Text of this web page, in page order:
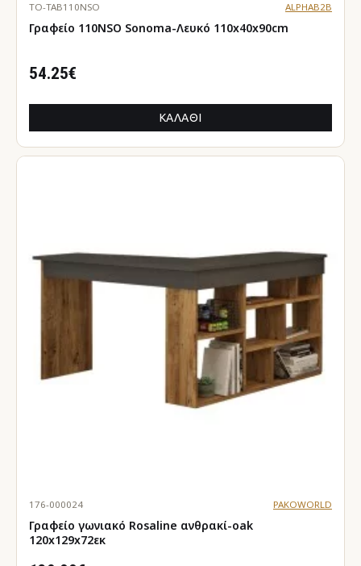
TO-TAB110NSO ALPHAB2B
Γραφείο 110ΝSΟ Sonoma-Λευκό 110x40x90cm
54.25€
ΚΑΛΆΘΙ
176-000024 PAKOWORLD
Γραφείο γωνιακό Rosaline ανθρακί-oak
120x129x72εκ